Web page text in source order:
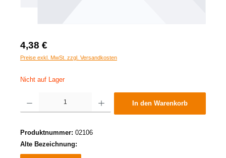
4,38 €
Preise exkl. MwSt. zzgl. Versandkosten
Nicht auf Lager
Produkt Anzahl: Gib den gewünschten Wert ein oder benutze die Schaltflächen um die
In den Warenkorb
Produktnummer: 02106
Alte Bezeichnung: